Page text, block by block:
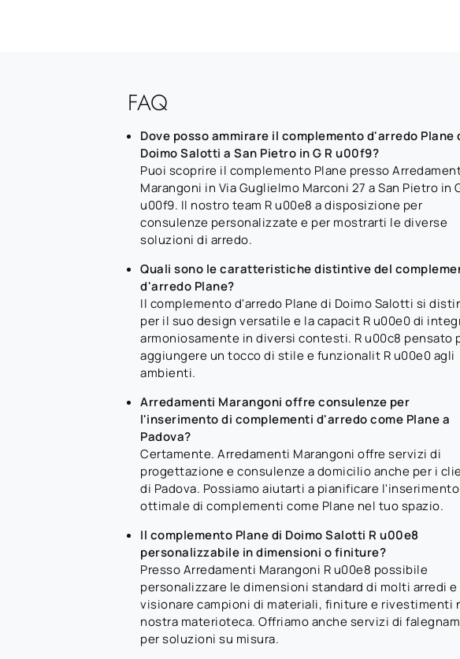
FAQ
Dove posso ammirare il complemento d'arredo Plane
Doimo Salotti a San Pietro in G R u00f9?
Puoi scoprire il complemento Plane presso
Marangoni in Via Guglielmo Marconi 27 a San Pietro in
u00f9. Il nostro team R u00e8 a disposizione per
consulenze personalizzate e per mostrarti le diverse
soluzioni di arredo.
Quali sono le caratteristiche distintive del
d'arredo Plane?
Il complemento d'arredo Plane di Doimo Salotti si
per il suo design versatile e la capacit R u00e0 di
armoniosamente in diversi contesti. R u00c8 pensato
aggiungere un tocco di stile e funzionalit R u00e0 agli
ambienti.
Arredamenti Marangoni offre consulenze per
l'inserimento di complementi d'arredo come Plane a
Padova?
Certamente. Arredamenti Marangoni offre servizi di
progettazione e consulenze a domicilio anche per i
di Padova. Possiamo aiutarti a pianificare l'inserimento
ottimale di complementi come Plane nel tuo spazio.
Il complemento Plane di Doimo Salotti R u00e8
personalizzabile in dimensioni o finiture?
Presso Arredamenti Marangoni R u00e8 possibile
personalizzare le dimensioni standard di molti arredi e
visionare campioni di materiali, finiture e rivestimenti
nostra materioteca. Offriamo anche servizi di
per soluzioni su misura.